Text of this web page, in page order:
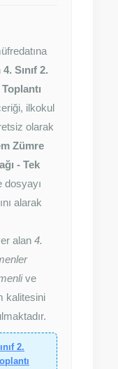
4. Sınıf 2.
ilkokul
olarak
Zümre
- Tek
dosyayı
alarak
alan 4.
ve
kalitesini
2.